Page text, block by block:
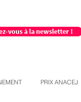
vous à la newsletter !
PRIX ANACEJ